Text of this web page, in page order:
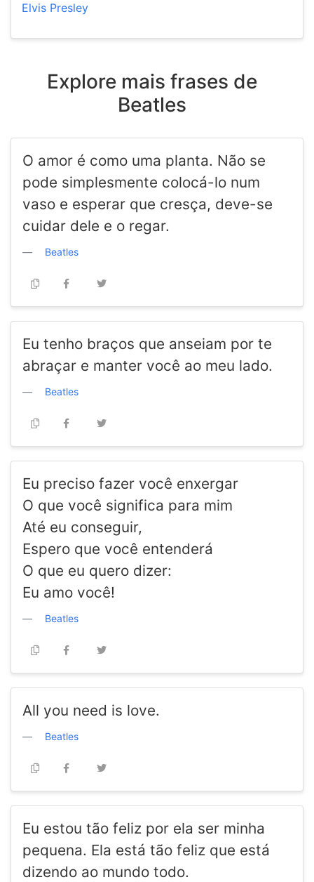
Elvis Presley
Explore mais frases de
Beatles
O amor é como uma planta. Não se
pode simplesmente colocá-lo num
vaso e esperar que cresça, deve-se
cuidar dele e o regar.
Beatles
Eu tenho braços que anseiam por te
abraçar e manter você ao meu lado.
Beatles
Eu preciso fazer você enxergar
O que você significa para mim
Até eu conseguir,
Espero que você entenderá
O que eu quero dizer:
Eu amo você!
Beatles
All you need is love.
Beatles
Eu estou tão feliz por ela ser minha
pequena. Ela está tão feliz que está
dizendo ao mundo todo.